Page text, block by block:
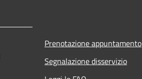
Prenotazione appuntamento
Segnalazione disservizio